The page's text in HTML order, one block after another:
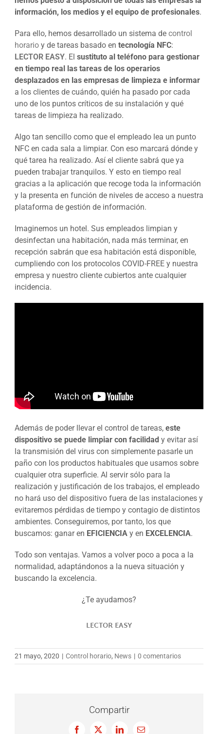
información, los medios y el equipo de profesionales.
Para ello, hemos desarrollado un sistema de control
horario y de tareas basado en tecnología NFC:
LECTOR EASY. El sustituto al teléfono para gestionar
en tiempo real las tareas de los operarios
desplazados en las empresas de limpieza e informar
a los clientes de cuándo, quién ha pasado por cada
uno de los puntos críticos de su instalación y qué
tareas de limpieza ha realizado.
Algo tan sencillo como que el empleado lea un punto
NFC en cada sala a limpiar. Con eso marcará dónde y
qué tarea ha realizado. Así el cliente sabrá que ya
pueden trabajar tranquilos. Y esto en tiempo real
gracias a la aplicación que recoge toda la información
y la presenta en función de niveles de acceso a nuestra
plataforma de gestión de información.
Imaginemos un hotel. Sus empleados limpian y
desinfectan una habitación, nada más terminar, en
recepción sabrán que esa habitación está disponible,
cumpliendo con los protocolos COVID-FREE y nuestra
empresa y nuestro cliente cubiertos ante cualquier
incidencia.
Además de poder llevar el control de tareas, este
dispositivo se puede limpiar con facilidad y evitar así
la transmisión del virus con simplemente pasarle un
paño con los productos habituales que usamos sobre
cualquier otra superficie. Al servir sólo para la
realización y justificación de los trabajos, el empleado
no hará uso del dispositivo fuera de las instalaciones y
evitaremos pérdidas de tiempo y contagio de distintos
ambientes. Conseguiremos, por tanto, los que
buscamos: ganar en EFICIENCIA y en EXCELENCIA.
Todo son ventajas. Vamos a volver poco a poca a la
normalidad, adaptándonos a la nueva situación y
buscando la excelencia.
¿Te ayudamos?
LECTOR EASY
21 mayo, 2020 | Control horario, News | 0 comentarios
Compartir